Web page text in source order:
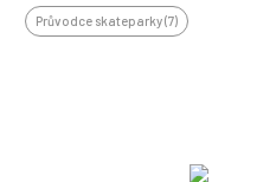
Průvodce skateparky (7)